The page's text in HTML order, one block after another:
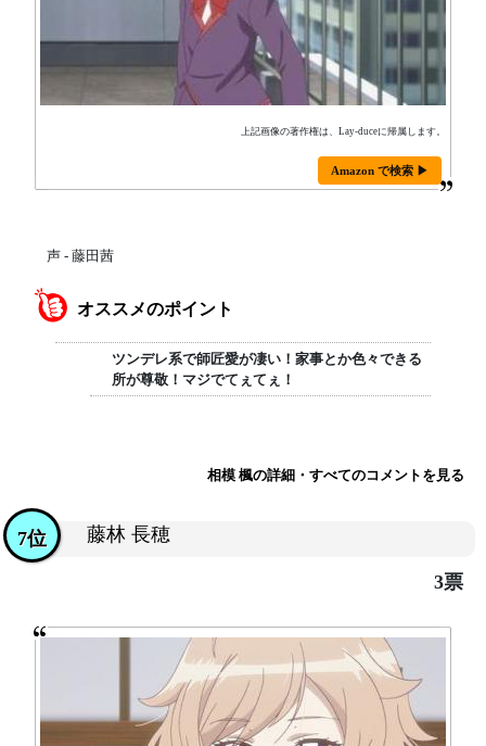
上記画像の著作権は、Lay-duceに帰属します。
Amazon で検索 ▶
声 - 藤田茜
オススメのポイント
ツンデレ系で師匠愛が凄い！家事とか色々できる
所が尊敬！マジでてぇてぇ！
相模 楓の詳細・すべてのコメントを見る
藤林 長穂
7位
3票